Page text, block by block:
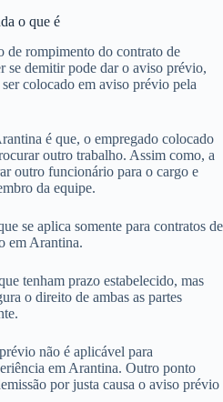
o que é
de rompimento do contrato de
se demitir pode dar o aviso prévio,
colocado em aviso prévio pela
é que, o empregado colocado
outro trabalho. Assim como, a
outro funcionário para o cargo e
da equipe.
se aplica somente para contratos de
em Arantina.
tenham prazo estabelecido, mas
o direito de ambas as partes
não é aplicável para
em Arantina. Outro ponto
por justa causa o aviso prévio